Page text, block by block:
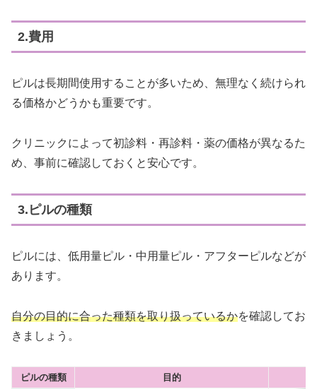
2.費用
ピルは長期間使用することが多いため、無理なく続けられ
る価格かどうかも重要です。
クリニックによって初診料・再診料・薬の価格が異なるた
め、事前に確認しておくと安心です。
3.ピルの種類
ピルには、低用量ピル・中用量ピル・アフターピルなどが
あります。
自分の目的に合った種類を取り扱っているかを確認してお
きましょう。
ピルの種類 目的